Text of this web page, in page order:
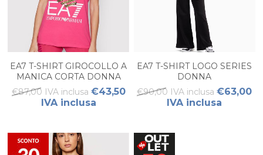
EA7 T-SHIRT GIROCOLLO A
MANICA CORTA DONNA
€87,00 IVA inclusa €43,50
IVA inclusa
EA7 T-SHIRT LOGO SERIES
DONNA
€90,00 IVA inclusa €63,00
IVA inclusa